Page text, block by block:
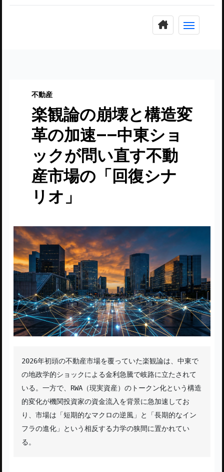
不動産
楽観論の崩壊と構造変
革の加速——中東ショ
ックが問い直す不動
産市場の「回復シナ
リオ」
2026年初頭の不動産市場を覆っていた楽観論は、中東で
の地政学的ショックによる金利急騰で岐路に立たされて
いる。一方で、RWA（現実資産）のトークン化という構造
的変化が機関投資家の資金流入を背景に急加速してお
り、市場は「短期的なマクロの逆風」と「長期的なイン
フラの進化」という相反する力学の狭間に置かれてい
る。